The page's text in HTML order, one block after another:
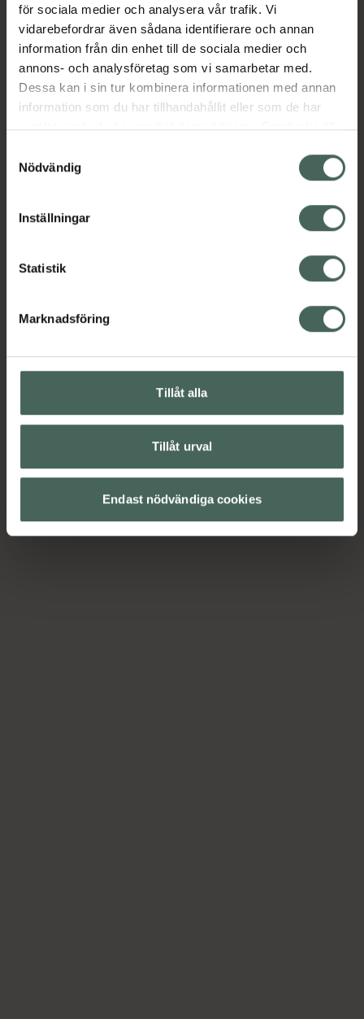
för sociala medier och analysera vår trafik. Vi
vidarebefordrar även sådana identifierare och annan
information från din enhet till de sociala medier och
annons- och analysföretag som vi samarbetar med.
Dessa kan i sin tur kombinera informationen med annan
information som du har tillhandahållit eller som de har
samlat in när du har använt deras tjänster. Samtycke till
återkalla ditt samtycke via webbplatsens
cookieinställningar. Ett återkallat samtycke påverkar inte
lagligheten av behandling som skett innan återkallelsen.
Nödvändig
Inställningar
Statistik
Marknadsföring
Tillåt alla
Tillåt urval
Endast nödvändiga cookies